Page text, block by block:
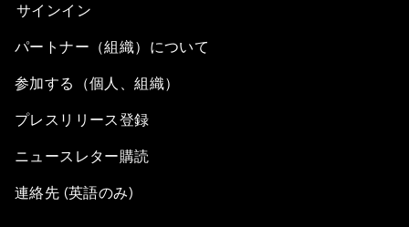
サインイン
パートナー（組織）について
参加する（個人、組織）
プレスリリース登録
ニュースレター購読
連絡先 (英語のみ)